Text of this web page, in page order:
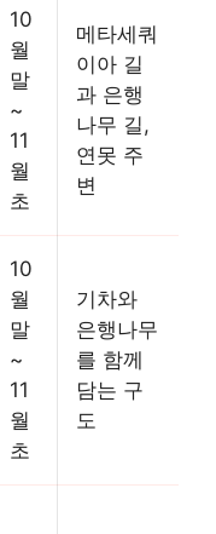
10
월
말
~
11
월
초
메타세쿼
이아 길
과 은행
나무 길,
연못 주
변
10
월
말
~
11
월
초
기차와
은행나무
를 함께
담는 구
도